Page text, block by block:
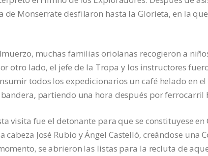
de Monserrate desfilaron hasta la Glorieta, en la
muchas familias oriolanas recogieron a
otro lado, el jefe de la Tropa y los instructores
todos los expedicionarios un café helado en
partiendo una hora después por ferrocarril
visita fue el detonante para que se constituyese
cabeza José Rubio y Ángel Castelló, creándose
se abrieron las listas para la recluta de